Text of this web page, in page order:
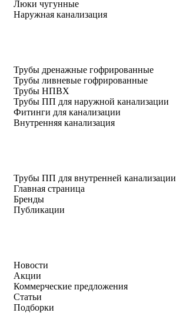
Люки чугунные
Наружная канализация
Трубы дренажные гофрированные
Трубы ливневые гофрированные
Трубы НПВХ
Трубы ПП для наружной канализации
Фитинги для канализации
Внутренняя канализация
Трубы ПП для внутренней канализации
Главная страница
Бренды
Публикации
Новости
Акции
Коммерческие предложения
Статьи
Подборки